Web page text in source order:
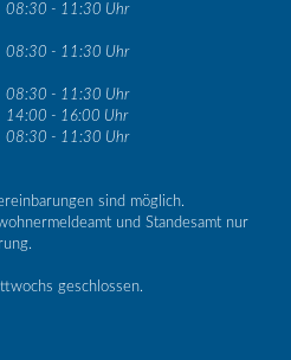
08:30 - 11:30 Uhr
08:30 - 11:30 Uhr
08:30 - 11:30 Uhr
14:00 - 16:00 Uhr
08:30 - 11:30 Uhr
sind möglich.
und Standesamt nur
geschlossen.